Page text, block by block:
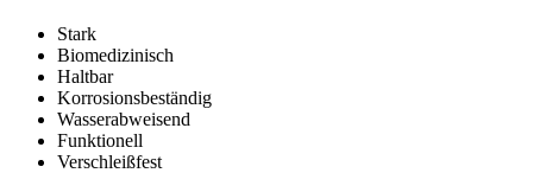
Stark
Biomedizinisch
Haltbar
Korrosionsbeständig
Wasserabweisend
Funktionell
Verschleißfest